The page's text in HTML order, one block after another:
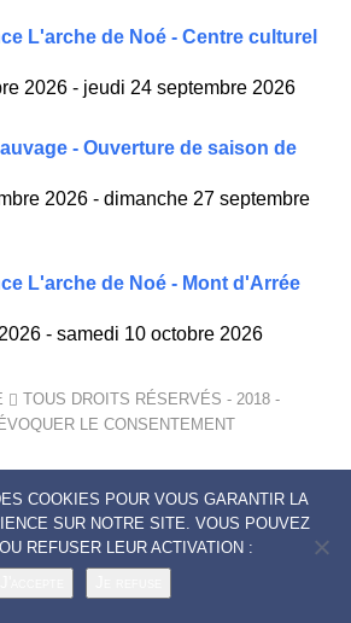
L'arche de Noé - Centre culturel
2026 - jeudi 24 septembre 2026
- Ouverture de saison de
2026 - dimanche 27 septembre
L'arche de Noé - Mont d'Arrée
- samedi 10 octobre 2026
TOUS DROITS RÉSERVÉS - 2018 -
LE CONSENTEMENT
COOKIES POUR VOUS GARANTIR LA
SUR NOTRE SITE. VOUS POUVEZ
REFUSER LEUR ACTIVATION :